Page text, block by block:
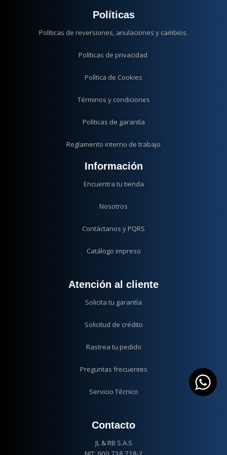
Políticas
Políticas de reversiones, anulaciones y cambios.
Políticas de privacidad
Política de Cookies
Términos y condiciones
Políticas de garantía
Reglamento interno de trabajo
Información
Encuentra tu tienda
Nosotros
Contáctanos y PQRS
Catálogo impreso
Atención al cliente
Solicita tu garantía
Solicitud de crédito
Rastrea tu pedido
Preguntas frecuentes
Servicio Técnico
Contacto
JL & RB S.A.S